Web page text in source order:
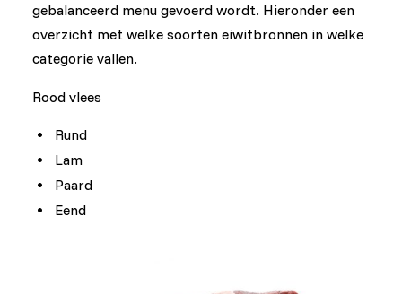
gebalanceerd menu gevoerd wordt. Hieronder een
overzicht met welke soorten eiwitbronnen in welke
categorie vallen.
Rood vlees
Rund
Lam
Paard
Eend